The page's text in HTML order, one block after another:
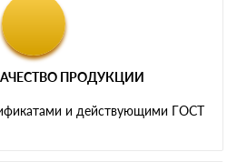
ПРОДУКЦИИ
и действующими ГОСТ